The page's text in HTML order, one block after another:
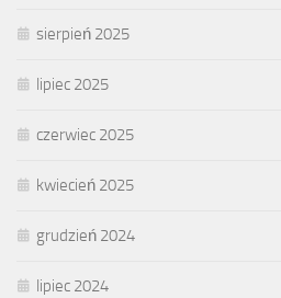
sierpień 2025
lipiec 2025
czerwiec 2025
kwiecień 2025
grudzień 2024
lipiec 2024